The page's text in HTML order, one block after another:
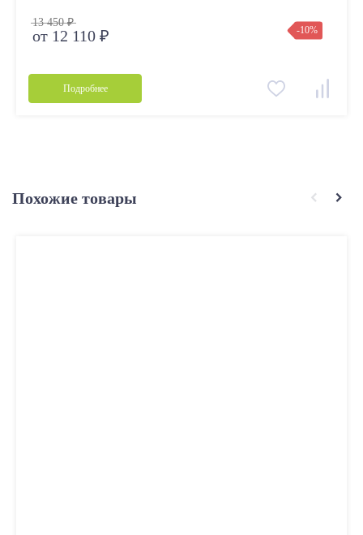
13 450 ₽
от 12 110 ₽ -10%
Подробнее
Похожие товары